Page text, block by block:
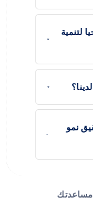
لتنمية
نمو
مساعدتك